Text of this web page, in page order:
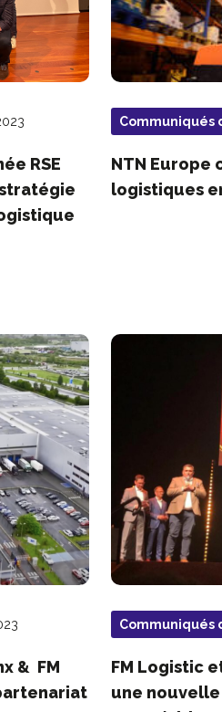
RSE
Communiqués
NTN Europe
logistiques
& FM
Communiqués
FM Logistic
une